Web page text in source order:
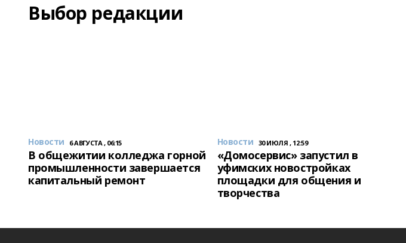
Выбор редакции
Новости 6 АВГУСТА , 06:15
В общежитии колледжа горной
промышленности завершается
капитальный ремонт
Новости 30 ИЮЛЯ , 12:59
«Домосервис» запустил в
уфимских новостройках
площадки для общения и
творчества